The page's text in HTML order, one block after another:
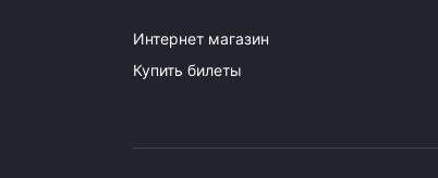
Интернет магазин
Купить билеты